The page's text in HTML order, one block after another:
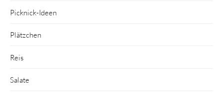
Picknick-Ideen
Plätzchen
Reis
Salate